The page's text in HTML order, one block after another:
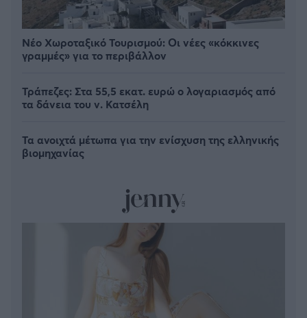
Νέο Χωροταξικό Τουρισμού: Οι νέες «κόκκινες
γραμμές» για το περιβάλλον
Τράπεζες: Στα 55,5 εκατ. ευρώ ο λογαριασμός από
τα δάνεια του ν. Κατσέλη
Τα ανοιχτά μέτωπα για την ενίσχυση της ελληνικής
βιομηχανίας